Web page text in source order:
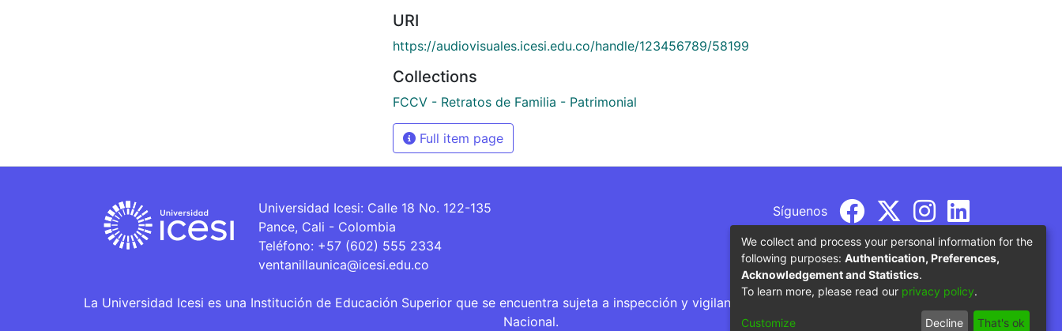
URI
https://audiovisuales.icesi.edu.co/handle/123456789/58199
Collections
FCCV - Retratos de Familia - Patrimonial
Full item page
Universidad Icesi: Calle 18 No. 122-135
Pance, Cali - Colombia
Teléfono: +57 (602) 555 2334
ventanillaunica@icesi.edu.co
Síguenos
La Universidad Icesi es una Institución de Educación Superior que se encuentra sujeta a inspección y vigilancia por parte del Ministerio de Educación
Nacional.
We collect and process your personal information for the
following purposes: Authentication, Preferences,
Acknowledgement and Statistics.
To learn more, please read our privacy policy.
Customize Decline That's ok